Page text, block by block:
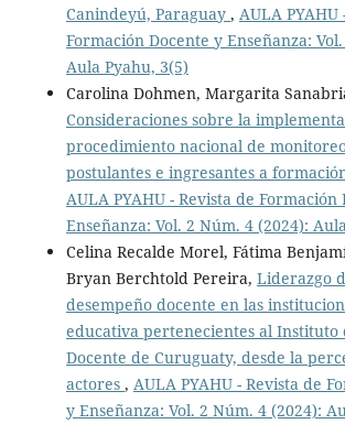
Canindeyú, Paraguay , AULA PYAHU
Formación Docente y Enseñanza:
Aula Pyahu, 3(5)
Carolina Dohmen, Margarita
Consideraciones sobre la
procedimiento nacional de
postulantes e ingresantes a
AULA PYAHU - Revista de Formación
Enseñanza: Vol. 2 Núm. 4 (2024):
Celina Recalde Morel, Fátima
Bryan Berchtold Pereira, Liderazgo
desempeño docente en las
educativa pertenecientes al Instituto
Docente de Curuguaty, desde la
actores , AULA PYAHU - Revista de
y Enseñanza: Vol. 2 Núm. 4 (2024):